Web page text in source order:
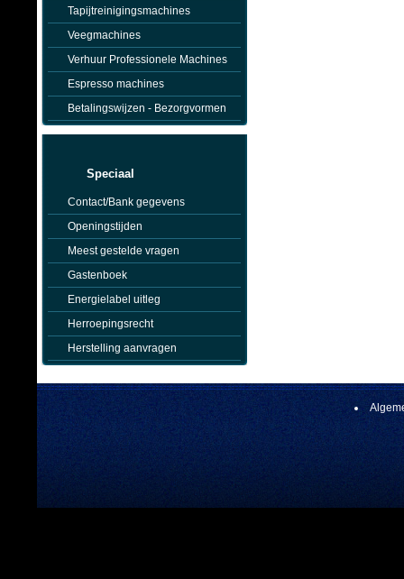
Tapijtreinigingsmachines
Veegmachines
Verhuur Professionele Machines
Espresso machines
Betalingswijzen - Bezorgvormen
Speciaal
Contact/Bank gegevens
Openingstijden
Meest gestelde vragen
Gastenboek
Energielabel uitleg
Herroepingsrecht
Herstelling aanvragen